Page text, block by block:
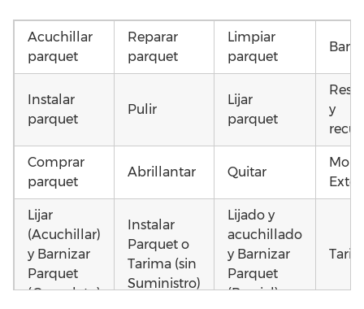
Acuchillar
parquet
Reparar
parquet
Limpiar
parquet
Instalar
parquet
Pulir
Lijar
parquet
y
Comprar
parquet
Abrillantar Quitar
Lijar
(Acuchillar)
y Barnizar
Parquet
(Completo)
Instalar
Parquet o
Tarima (sin
Suministro)
Lijado y
acuchillado
y Barnizar
Parquet
(Parcial)